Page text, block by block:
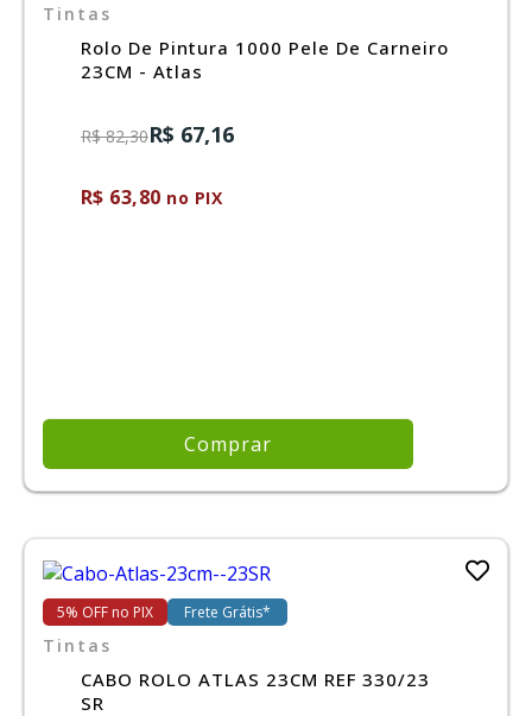
Tintas
Rolo De Pintura 1000 Pele De Carneiro
23CM - Atlas
R$ 82,30R$ 67,16
R$ 63,80 no PIX
Comprar
5% OFF no PIX Frete Grátis*
Tintas
CABO ROLO ATLAS 23CM REF 330/23
SR